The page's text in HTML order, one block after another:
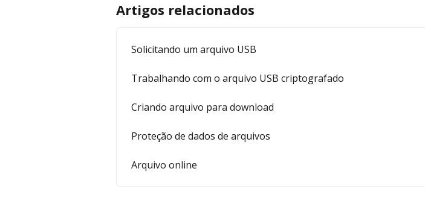
Artigos relacionados
Solicitando um arquivo USB
Trabalhando com o arquivo USB criptografado
Criando arquivo para download
Proteção de dados de arquivos
Arquivo online